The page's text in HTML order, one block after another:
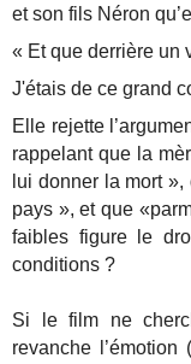
et son fils Néron
« Et que derrière un
J'étais de ce grand
Elle rejette
rappelant que la
lui donner la mort
pays », et que
faibles figure le
conditions ?
Si le film ne
revanche